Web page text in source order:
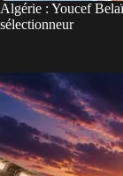
Algérie : Youcef
sélectionneur